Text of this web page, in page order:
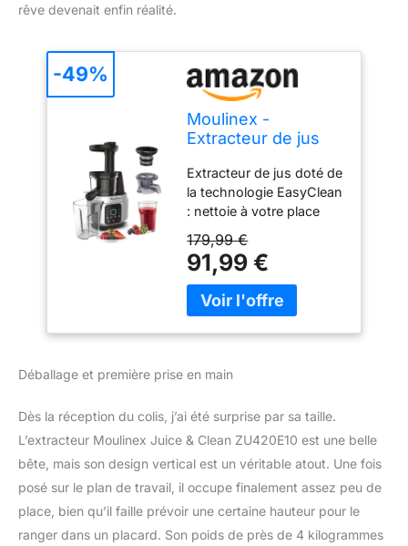
rêve devenait enfin réalité.
Moulinex -
Extracteur de jus
150W - Gris
Extracteur de jus doté de
la technologie EasyClean
: nettoie à votre place
du temps, sans effort
Technologie de pressage
à froid : extraction
efficace de jus sans
et les nutriments de vos
Ecran tactile intuitif avec
2 vitesses pour les
ingrédients durs et
mous, ainsi qu'une
fonction "reverse" pour
débloquer les gros
morceaux Contrôle
179,99 €
91,99 €
-49%
Déballage et première prise en main
Dès la réception du colis, j’ai été surprise par sa taille.
L’extracteur Moulinex Juice & Clean ZU420E10 est une belle
bête, mais son design vertical est un véritable atout. Une fois
posé sur le plan de travail, il occupe finalement assez peu de
place, bien qu’il faille prévoir une certaine hauteur pour le
ranger dans un placard. Son poids de près de 4 kilogrammes